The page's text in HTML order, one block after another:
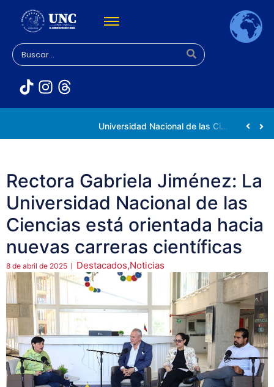
Universidad Nacional de las Ciencias impulsa vocaciones científicas en la Expoferia de Oportunidades de Estudio 2026
Rectora Gabriela Jiménez: La
Universidad Nacional de las
Ciencias está orientada hacia
nuevas carreras científicas
8 de abril de 2025 Destacados,Noticias